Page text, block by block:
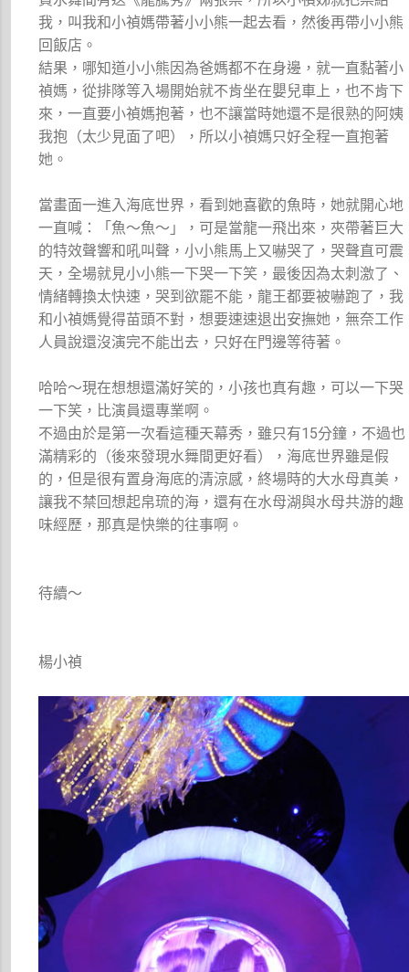
我，叫我和小禎媽帶著小小熊一起去看，然後再帶小小熊
回飯店。
結果，哪知道小小熊因為爸媽都不在身邊，就一直黏著小
禎媽，從排隊等入場開始就不肯坐在嬰兒車上，也不肯下
來，一直要小禎媽抱著，也不讓當時她還不是很熟的阿姨
我抱（太少見面了吧），所以小禎媽只好全程一直抱著
她。
當畫面一進入海底世界，看到她喜歡的魚時，她就開心地
一直喊：「魚～魚～」，可是當龍一飛出來，夾帶著巨大
的特效聲響和吼叫聲，小小熊馬上又嚇哭了，哭聲直可震
天，全場就見小小熊一下哭一下笑，最後因為太刺激了、
情緒轉換太快速，哭到欲罷不能，龍王都要被嚇跑了，我
和小禎媽覺得苗頭不對，想要速速退出安撫她，無奈工作
人員說還沒演完不能出去，只好在門邊等待著。
哈哈～現在想想還滿好笑的，小孩也真有趣，可以一下哭
一下笑，比演員還專業啊。
不過由於是第一次看這種天幕秀，雖只有15分鐘，不過也
滿精彩的（後來發現水舞間更好看），海底世界雖是假
的，但是很有置身海底的清涼感，終場時的大水母真美，
讓我不禁回想起帛琉的海，還有在水母湖與水母共游的趣
味經歷，那真是快樂的往事啊。
待續～
楊小禎